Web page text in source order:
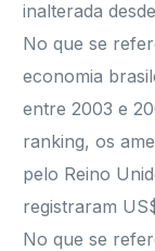
inalterada
No que se
economia
entre 2003 e
ranking, os
pelo Reino
registraram
No que se